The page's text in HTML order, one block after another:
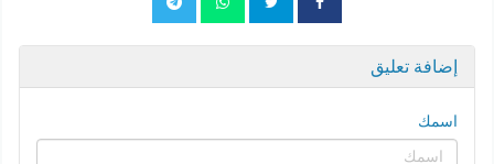
إضافة تعليق
اسمك